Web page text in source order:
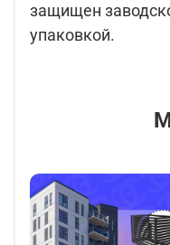
защищен
упаковкой.